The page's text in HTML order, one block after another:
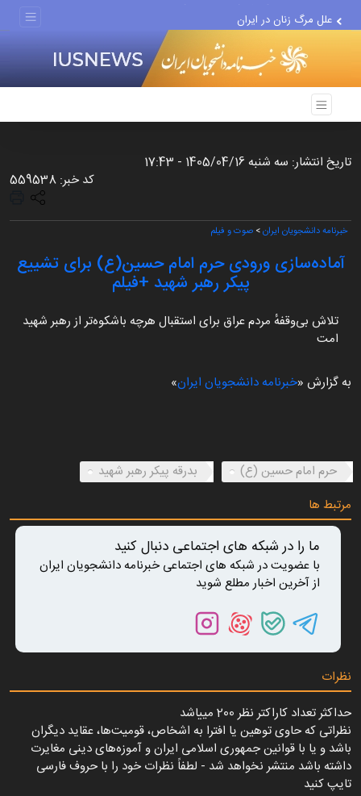
علل مرگ زنان در ایران
اعتراف رسانه‌های خارجی به...
تاریخ انتشار: سه شنبه 1405/04/16 - 17:43
کد خبر: 559538
خبرنامه دانشجویان ایران> صوت و فیلم
آماده‌سازی ورودی حرم امام حسین(ع) برای تشییع
پیکر رهبر شهید +فیلم
تلاش بی‌وقفهٔ مردم عراق برای استقبال هرچه باشکوه‌تر از رهبر شهید
امت
به گزارش «خبرنامه دانشجویان ایران»
حرم امام حسین (ع)
بدرقه پیکر رهبر شهید
مرتبط ها
ما را در شبکه های اجتماعی دنبال کنید
با عضویت در شبکه های اجتماعی خبرنامه دانشجویان ایران
از آخرین اخبار مطلع شوید
نظرات
حداکثر تعداد کاراکتر نظر 200 ميياشد
نظراتی که حاوی توهین یا افترا به اشخاص، قومیت‌ها، عقاید دیگران
باشد و یا با قوانین جمهوری اسلامی ایران و آموزه‌های دینی مغایرت
داشته باشد منتشر نخواهد شد - لطفاً نظرات خود را با حروف فارسی
تایپ کنید